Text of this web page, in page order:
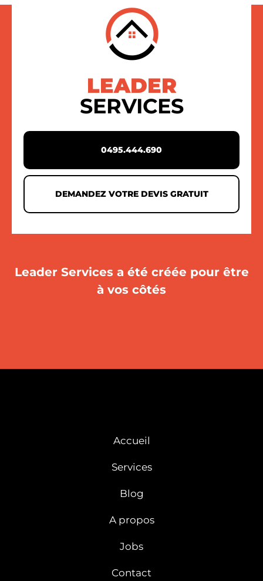
LEADER
SERVICES
0495.444.690
DEMANDEZ VOTRE DEVIS GRATUIT
Leader Services a été créée pour être
à vos côtés
Accueil
Services
Blog
A propos
Jobs
Contact